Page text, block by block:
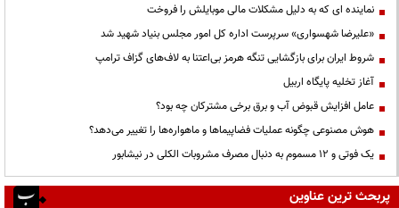
نماینده ای که به دلیل مشکلات مالی موبایلش را فروخت
«علیرضا شهسواری» سرپرست اداره کل امور مجلس بنیاد شهید شد
شروط ایران برای بازگشایی تنگه هرمز بی‌اعتنا به لاف‌های گزاف ترامپ
آغاز تخلیه پایگاه اربیل
عامل افزایش قبوض آب و برق برخی مشترکان چه بود؟
هوش مصنوعی چگونه عملیات فضاپیماها و ماهواره‌ها را تغییر می‌دهد؟
یک فوتی و ۱۲ مسموم به دنبال مصرف مشروبات الکلی در نیشابور
پربحث ترین عناوین